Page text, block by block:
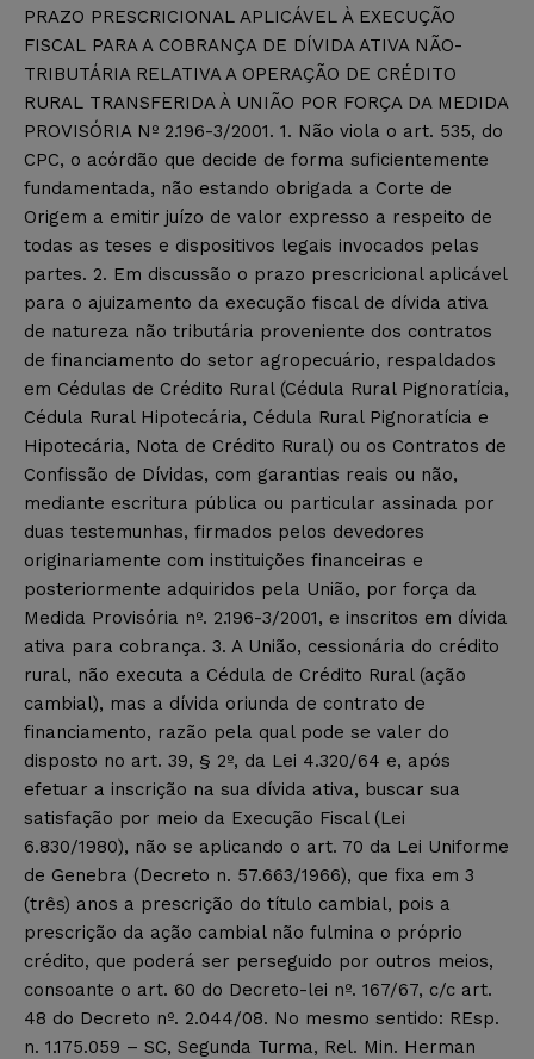
PRAZO PRESCRICIONAL APLICÁVEL À EXECUÇÃO
FISCAL PARA A COBRANÇA DE DÍVIDA ATIVA NÃO-
TRIBUTÁRIA RELATIVA A OPERAÇÃO DE CRÉDITO
RURAL TRANSFERIDA À UNIÃO POR FORÇA DA MEDIDA
PROVISÓRIA Nº 2.196-3/2001. 1. Não viola o art. 535, do
CPC, o acórdão que decide de forma suficientemente
fundamentada, não estando obrigada a Corte de
Origem a emitir juízo de valor expresso a respeito de
todas as teses e dispositivos legais invocados pelas
partes. 2. Em discussão o prazo prescricional aplicável
para o ajuizamento da execução fiscal de dívida ativa
de natureza não tributária proveniente dos contratos
de financiamento do setor agropecuário, respaldados
em Cédulas de Crédito Rural (Cédula Rural Pignoratícia,
Cédula Rural Hipotecária, Cédula Rural Pignoratícia e
Hipotecária, Nota de Crédito Rural) ou os Contratos de
Confissão de Dívidas, com garantias reais ou não,
mediante escritura pública ou particular assinada por
duas testemunhas, firmados pelos devedores
originariamente com instituições financeiras e
posteriormente adquiridos pela União, por força da
Medida Provisória nº. 2.196-3/2001, e inscritos em dívida
ativa para cobrança. 3. A União, cessionária do crédito
rural, não executa a Cédula de Crédito Rural (ação
cambial), mas a dívida oriunda de contrato de
financiamento, razão pela qual pode se valer do
disposto no art. 39, § 2º, da Lei 4.320/64 e, após
efetuar a inscrição na sua dívida ativa, buscar sua
satisfação por meio da Execução Fiscal (Lei
6.830/1980), não se aplicando o art. 70 da Lei Uniforme
de Genebra (Decreto n. 57.663/1966), que fixa em 3
(três) anos a prescrição do título cambial, pois a
prescrição da ação cambial não fulmina o próprio
crédito, que poderá ser perseguido por outros meios,
consoante o art. 60 do Decreto-lei nº. 167/67, c/c art.
48 do Decreto nº. 2.044/08. No mesmo sentido: REsp.
n. 1.175.059 – SC, Segunda Turma, Rel. Min. Herman